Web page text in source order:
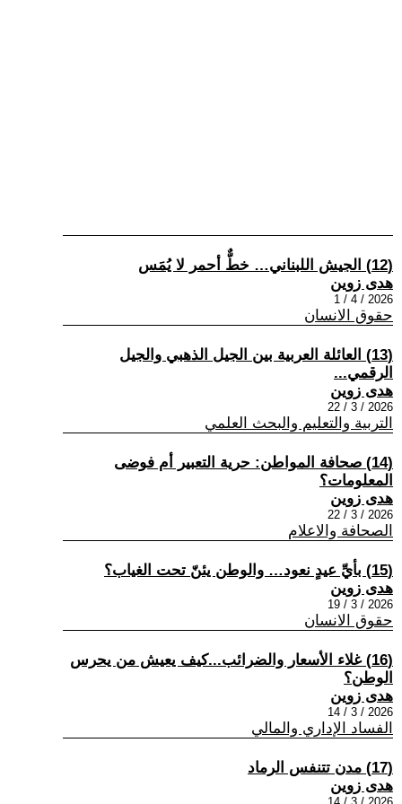
(12) الجيش اللبناني… خطٌّ أحمر لا يُمَس
هدى زوين
2026 / 4 / 1
حقوق الانسان
(13) العائلة العربية بين الجيل الذهبي والجيل
الرقمي...
هدى زوين
2026 / 3 / 22
التربية والتعليم والبحث العلمي
(14) صحافة المواطن: حرية التعبير أم فوضى
المعلومات؟
هدى زوين
2026 / 3 / 22
الصحافة والاعلام
(15) بأيِّ عيدٍ نعود… والوطن يئنّ تحت الغياب؟
هدى زوين
2026 / 3 / 19
حقوق الانسان
(16) غلاء الأسعار والضرائب...كيف يعيش من يحرس
الوطن؟
هدى زوين
2026 / 3 / 14
الفساد الإداري والمالي
(17) مدن تتنفس الرماد
هدى زوين